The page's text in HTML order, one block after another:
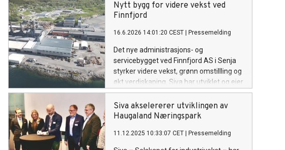
Nytt bygg for videre vekst ved
Finnfjord
16.6.2026 14:01:20 CEST Pressemelding
Det nye administrasjons- og
servicebygget ved Finnfjord AS i Senja
styrker videre vekst, grønn omstillling og
økt verdiskaping. Siva har utviklet og eier
bygget, slik at Finnfjord kan prioritere
investeringer i teknologiutvikling,
produksjon og industriell oppskalering.
Siva akselererer utviklingen av
Haugaland Næringspark
11.12.2025 10:33:07 CET Pressemelding